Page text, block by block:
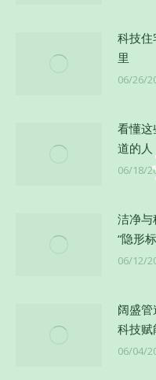
科技住
里
06/26/
看懂这
道的人
06/18/
洁净与
“隐形
06/12/
阔盛
科技赋
06/04/